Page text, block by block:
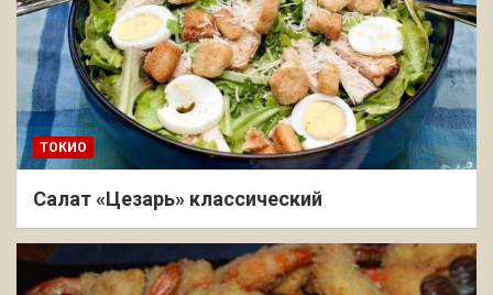
ТОКИО
Салат «Цезарь» классический